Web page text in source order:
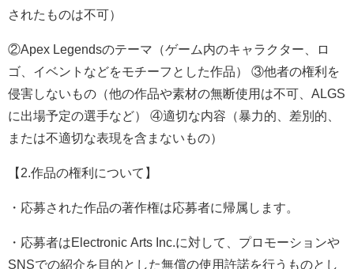
されたものは不可）
②Apex Legendsのテーマ（ゲーム内のキャラクター、ロ
ゴ、イベントなどをモチーフとした作品） ③他者の権利を
侵害しないもの（他の作品や素材の無断使用は不可、ALGS
に出場予定の選手など） ④適切な内容（暴力的、差別的、
または不適切な表現を含まないもの）
【2.作品の権利について】
・応募された作品の著作権は応募者に帰属します。
・応募者はElectronic Arts Inc.に対して、プロモーションや
SNSでの紹介を目的とした無償の使用許諾を行うものとし